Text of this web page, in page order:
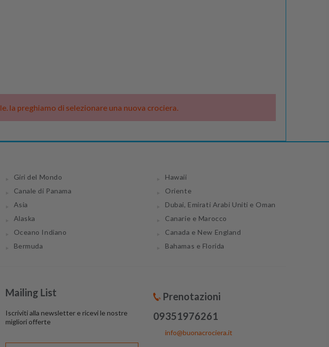
la preghiamo di selezionare una nuova crociera.
Giri del Mondo
Canale di Panama
Asia
Alaska
Oceano Indiano
Bermuda
Hawaii
Oriente
Dubai, Emirati Arabi Uniti e Oman
Canarie e Marocco
Canada e New England
Bahamas e Florida
Mailing List
Iscriviti alla newsletter e ricevi le nostre
migliori offerte
Prenotazioni
09351976261
info@buonacrociera.it